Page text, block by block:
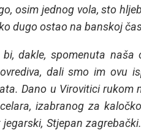
osim jednog vola, sto
dugo ostao na banskoj
bi, dakle, spomenuta
dali smo im ovu
Dano u Virovitici rukom
izabranog za
jegarski, Stjepan